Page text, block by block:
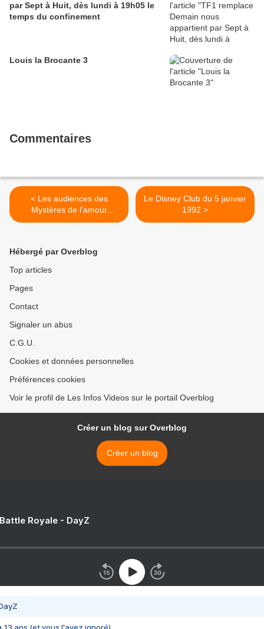
par Sept à Huit, dès lundi à 19h05 le
temps du confinement
Louis la Brocante 3
Commentaires
< Les audiences des
Mystères de l'amour
diffusée ce samedi 9
Le Disney Club du 5 janvier
1992 >
Hébergé par Overblog
Top articles
Pages
Contact
Signaler un abus
C.G.U.
Cookies et données personnelles
Préférences cookies
Voir le profil de Les Infos Videos sur le portail Overblog
Créer un blog sur Overblog
Créer un blog
Royale - DayZ